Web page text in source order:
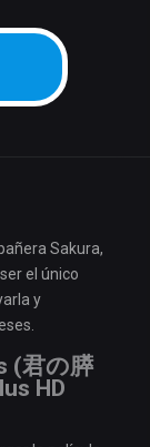
Sakura,
el único
y
(君の膵
HD